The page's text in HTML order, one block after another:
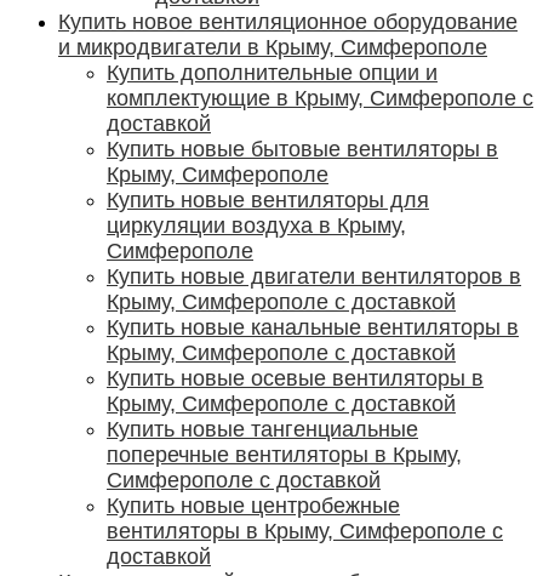
Купить новое вентиляционное оборудование
и микродвигатели в Крыму, Симферополе
Купить дополнительные опции и
комплектующие в Крыму, Симферополе с
доставкой
Купить новые бытовые вентиляторы в
Крыму, Симферополе
Купить новые вентиляторы для
циркуляции воздуха в Крыму,
Симферополе
Купить новые двигатели вентиляторов в
Крыму, Симферополе с доставкой
Купить новые канальные вентиляторы в
Крыму, Симферополе с доставкой
Купить новые осевые вентиляторы в
Крыму, Симферополе с доставкой
Купить новые тангенциальные
поперечные вентиляторы в Крыму,
Симферополе с доставкой
Купить новые центробежные
вентиляторы в Крыму, Симферополе с
доставкой